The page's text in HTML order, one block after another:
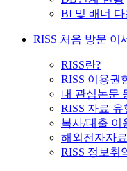
BI 및 배너 다
RISS 처음 방문 이
RISS란?
RISS 이용권
내 관심논문
RISS 자료
복사/대출 이
해외전자자
RISS 정보취